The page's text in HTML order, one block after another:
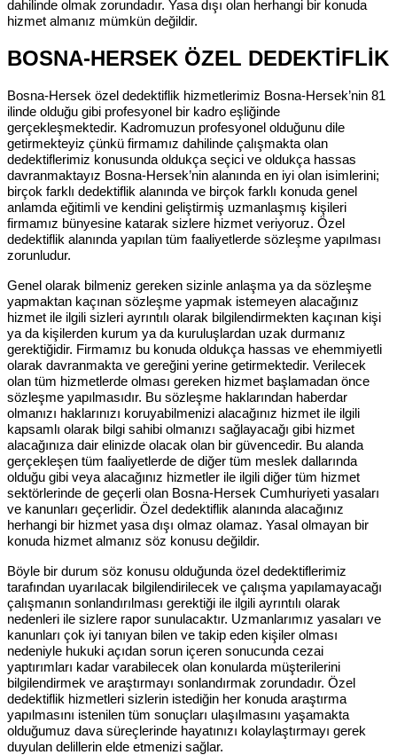
dahilinde olmak zorundadır. Yasa dışı olan herhangi bir konuda
hizmet almanız mümkün değildir.
BOSNA-HERSEK ÖZEL DEDEKTİFLİK
Bosna-Hersek özel dedektiflik hizmetlerimiz Bosna-Hersek’nin 81
ilinde olduğu gibi profesyonel bir kadro eşliğinde
gerçekleşmektedir. Kadromuzun profesyonel olduğunu dile
getirmekteyiz çünkü firmamız dahilinde çalışmakta olan
dedektiflerimiz konusunda oldukça seçici ve oldukça hassas
davranmaktayız Bosna-Hersek’nin alanında en iyi olan isimlerini;
birçok farklı dedektiflik alanında ve birçok farklı konuda genel
anlamda eğitimli ve kendini geliştirmiş uzmanlaşmış kişileri
firmamız bünyesine katarak sizlere hizmet veriyoruz. Özel
dedektiflik alanında yapılan tüm faaliyetlerde sözleşme yapılması
zorunludur.
Genel olarak bilmeniz gereken sizinle anlaşma ya da sözleşme
yapmaktan kaçınan sözleşme yapmak istemeyen alacağınız
hizmet ile ilgili sizleri ayrıntılı olarak bilgilendirmekten kaçınan kişi
ya da kişilerden kurum ya da kuruluşlardan uzak durmanız
gerektiğidir. Firmamız bu konuda oldukça hassas ve ehemmiyetli
olarak davranmakta ve gereğini yerine getirmektedir. Verilecek
olan tüm hizmetlerde olması gereken hizmet başlamadan önce
sözleşme yapılmasıdır. Bu sözleşme haklarından haberdar
olmanızı haklarınızı koruyabilmenizi alacağınız hizmet ile ilgili
kapsamlı olarak bilgi sahibi olmanızı sağlayacağı gibi hizmet
alacağınıza dair elinizde olacak olan bir güvencedir. Bu alanda
gerçekleşen tüm faaliyetlerde de diğer tüm meslek dallarında
olduğu gibi veya alacağınız hizmetler ile ilgili diğer tüm hizmet
sektörlerinde de geçerli olan Bosna-Hersek Cumhuriyeti yasaları
ve kanunları geçerlidir. Özel dedektiflik alanında alacağınız
herhangi bir hizmet yasa dışı olmaz olamaz. Yasal olmayan bir
konuda hizmet almanız söz konusu değildir.
Böyle bir durum söz konusu olduğunda özel dedektiflerimiz
tarafından uyarılacak bilgilendirilecek ve çalışma yapılamayacağı
çalışmanın sonlandırılması gerektiği ile ilgili ayrıntılı olarak
nedenleri ile sizlere rapor sunulacaktır. Uzmanlarımız yasaları ve
kanunları çok iyi tanıyan bilen ve takip eden kişiler olması
nedeniyle hukuki açıdan sorun içeren sonucunda cezai
yaptırımları kadar varabilecek olan konularda müşterilerini
bilgilendirmek ve araştırmayı sonlandırmak zorundadır. Özel
dedektiflik hizmetleri sizlerin istediğin her konuda araştırma
yapılmasını istenilen tüm sonuçları ulaşılmasını yaşamakta
olduğumuz dava süreçlerinde hayatınızı kolaylaştırmayı gerek
duyulan delillerin elde etmenizi sağlar.